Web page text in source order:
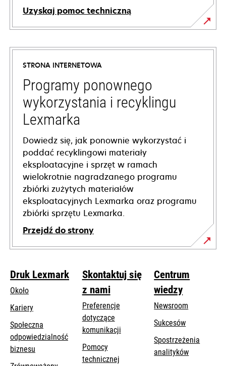
Uzyskaj pomoc techniczną
opens
in
new
tab
STRONA INTERNETOWA
Programy ponownego
wykorzystania i recyklingu
Lexmarka
Dowiedz się, jak ponownie wykorzystać i
poddać recyklingowi materiały
eksploatacyjne i sprzęt w ramach
wielokrotnie nagradzanego programu
zbiórki zużytych materiałów
eksploatacyjnych Lexmarka oraz programu
zbiórki sprzętu Lexmarka.
Przejdź do strony
Druk Lexmark
Około
Kariery
Społeczna
odpowiedzialność
biznesu
Skontaktuj się
z nami
Preferencje
dotyczące
komunikacji
Pomocy
technicznejopens
Centrum
wiedzy
Newsroom
Sukcesów
Spostrzeżenia
analityków